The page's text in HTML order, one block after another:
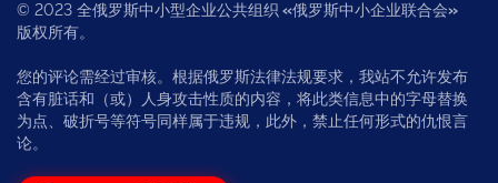
© 2023 全俄罗斯中小型企业公共组织 «俄罗斯中小企业联合会»
版权所有。
您的评论需经过审核。根据俄罗斯法律法规要求，我站不允许发布
含有脏话和（或）人身攻击性质的内容，将此类信息中的字母替换
为点、破折号等符号同样属于违规，此外，禁止任何形式的仇恨言
论。